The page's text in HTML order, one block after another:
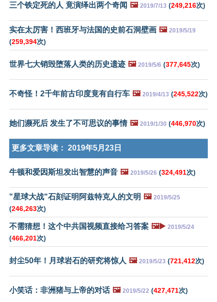
三个铁定死的人 竟演绎出两个奇闻 🖼️ 2019/7/13 (249,216次)
实在太厉害！西班牙与法国的史前石洞壁画 🖼️ 2019/5/19
(259,394次)
世界七大销毁堕落人类的历史遗迹 🖼️ 2019/5/6 (377,645次)
不奇怪！2千年前古印度竟有自行车 🖼️ 2019/4/13 (245,522次)
她们濒死后 发生了不可思议的事情 🖼️ 2019/1/30 (446,970次)
更多文章导读： 2019年5月23日
牛顿和爱因斯坦发出智慧的声音 🖼️ 2019/5/26 (324,491次)
"星球大战"石刻证明阿兹特克人的文明 🖼️ 2019/5/25
(246,263次)
不需猜想！这个中共国视频直接给习答案 🖼️▶️ 2019/5/24
(466,201次)
封尘50年！月球岩石的研究将惊人 🖼️ 2019/5/23 (721,412次)
小笑话：非洲猪与上帝的对话 🖼️ 2019/5/22 (427,471次)